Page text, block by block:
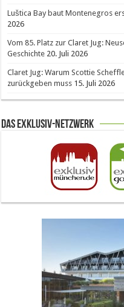
Luštica Bay baut Montenegros
2026
Vom 85. Platz zur Claret Jug:
Geschichte 20. Juli 2026
Claret Jug: Warum Scottie
zurückgeben muss 15. Juli 2026
Das Exklusiv-Netzwerk